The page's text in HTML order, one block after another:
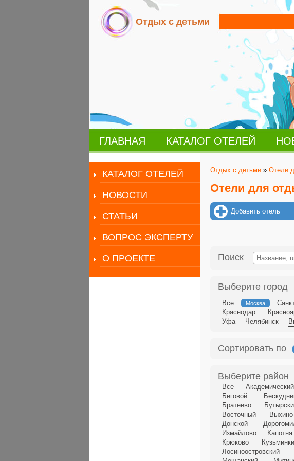
Отдых с детьми
ГЛАВНАЯ КАТАЛОГ ОТЕЛЕЙ
КАТАЛОГ ОТЕЛЕЙ
НОВОСТИ
СТАТЬИ
ВОПРОС ЭКСПЕРТУ
О ПРОЕКТЕ
Отдых с детьми » Отели
Отели для
Добавить отель
Поиск
Выберите город
Все Москва
Краснодар
Уфа
Челябинск
Сортировать по
Выберите район
Все Академический
Беговой
Братеево
Восточный
Донской
Измайлово
Капотня
Крюково
Кузьминки
Лосиноостровский